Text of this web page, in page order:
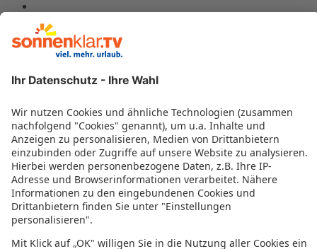
Santa Fe Bungalows
La Marine
Hotel Servatur Don Miguel
Sporthotel Monte Feliz by Playitas
H10 Playa MelonerasHorizons Collect.ion
Servatur Casablanca Suites & Spa
Rocas Rojas
NH Imperial Playa
Catalina Park
Sunwing Arguineguin Seafront